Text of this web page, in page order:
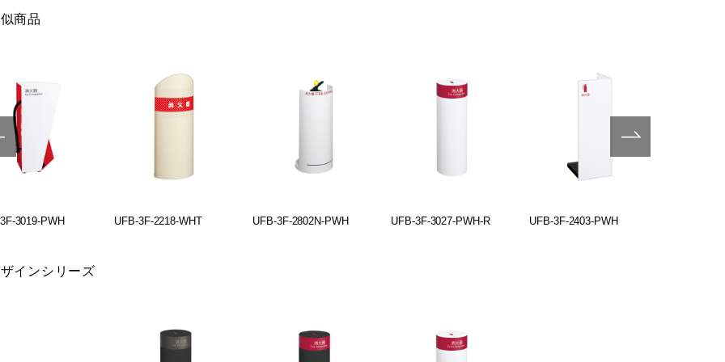
商品
3019-PWH UFB-3F-2218-WHT UFB-3F-2802N-PWH UFB-3F-3027-PWH-R UFB-3F-2403-PWH
インシリーズ